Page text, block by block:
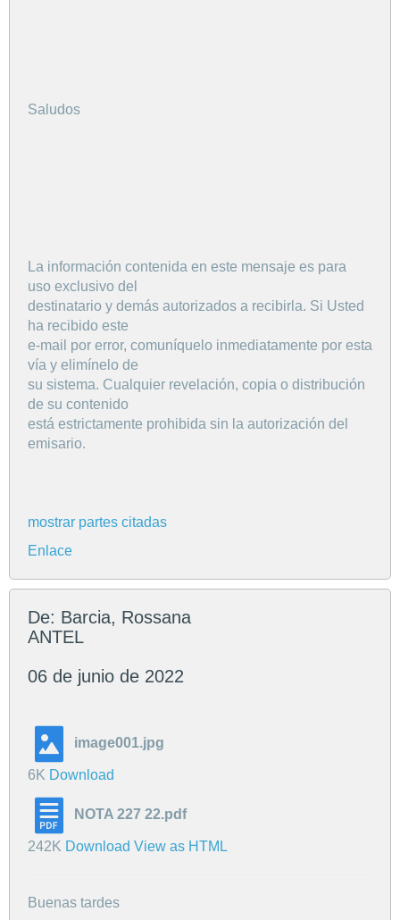
Saludos
La información contenida en este mensaje es para
uso exclusivo del
destinatario y demás autorizados a recibirla. Si Usted
ha recibido este
e-mail por error, comuníquelo inmediatamente por esta
vía y elimínelo de
su sistema. Cualquier revelación, copia o distribución
de su contenido
está estrictamente prohibida sin la autorización del
emisario.
mostrar partes citadas
Enlace
De: Barcia, Rossana
ANTEL
06 de junio de 2022
image001.jpg
6K Download
NOTA 227 22.pdf
242K Download View as HTML
Buenas tardes